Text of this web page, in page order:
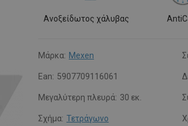
Ανοξείδωτος χάλυβας
Μάρκα: Mexen
Ean: 5907709116061
Μεγαλύτερη πλευρά: 30 εκ.
Σχήμα: Τετράγωνο